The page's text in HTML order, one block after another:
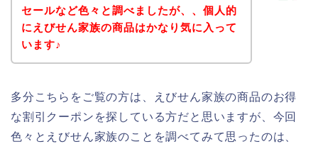
セールなど色々と調べましたが、、個人的
にえびせん家族の商品はかなり気に入って
います♪
多分こちらをご覧の方は、えびせん家族の商品のお得
な割引クーポンを探している方だと思いますが、今回
色々とえびせん家族のことを調べてみて思ったのは、